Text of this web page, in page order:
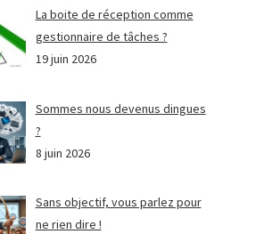
La boite de réception comme
gestionnaire de tâches ?
19 juin 2026
Sommes nous devenus dingues
?
8 juin 2026
Sans objectif, vous parlez pour
ne rien dire !